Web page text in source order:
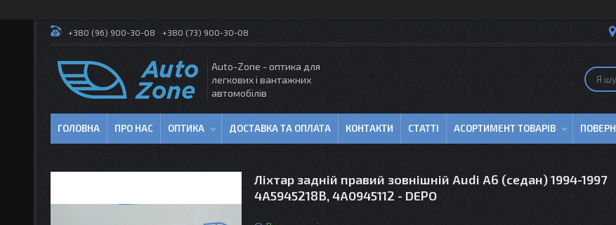
+380 (96) 900-30-08 +380 (73) 900-30-08
Auto-Zone - оптика для
легкових і вантажних
автомобілів
ГОЛОВНА ПРО НАС ОПТИКА ДОСТАВКА ТА ОПЛАТА КОНТАКТИ СТАТТІ АСОРТИМЕНТ ТОВАРІВ
Ліхтар задній правий зовнішній Audi A6 (седан) 1994-1997
4A5945218B, 4A0945112 - DEPO